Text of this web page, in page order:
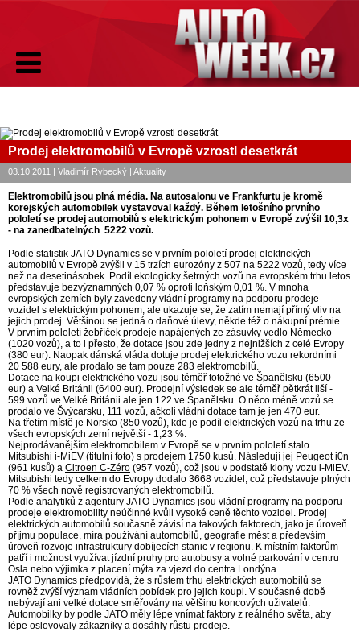
Prodej elektromobilů v Evropě vzrostl desetkrát
03.10.2011 | Vladimír Rybecký | Aktuality
Elektromobilů jsou plná média. Na autosalonu ve Frankfurtu je kromě
korejských automobilek vystavoval každý. Během letošního prvního
pololetí se prodej automobilů s elektrickým pohonem v Evropě zvýšil 10,3x
- na zanedbatelných 5222 vozů.
Podle statistik JATO Dynamics se v prvním pololetí prodej elektrických
automobilů v Evropě zvýšil v 15 trzích eurozóny z 507 na 5222 vozů, tedy více
než na desetinásobek. Podíl ekologicky šetrných vozů na evropském trhu letos
představuje bezvýznamných 0,07 % oproti loňským 0,01 %. V mnoha
evropských zemích byly zavedeny vládní programy na podporu prodeje
vozidel s elektrickým pohonem, ale ukazuje se, že zatím nemají přímý vliv na
jejich prodej. Většinou se jedná o daňové úlevy, někde též o nákupní prémie.
V prvním pololetí žebříček prodeje napájených ze zásuvky vedlo Německo
(1020 vozů), a to i přesto, že dotace jsou zde jedny z nejnižších z celé Evropy
(380 eur). Naopak dánská vláda dotuje prodej elektrického vozu rekordními
20 588 eury, ale prodalo se tam pouze 283 elektromobilů.
Dotace na koupi elektrického vozu jsou téměř totožné ve Španělsku (6500
eur) a Velké Británii (6400 eur). Prodejní výsledek se ale téměř pětkrát liší -
599 vozů ve Velké Británii ale jen 122 ve Španělsku. O něco méně vozů se
prodalo ve Švýcarsku, 111 vozů, ačkoli vládní dotace tam je jen 470 eur.
Na třetím místě je Norsko (850 vozů), kde je podíl elektrických vozů na trhu ze
všech evropských zemí největší - 1,23 %.
Nejprodávanějším elektromobilem v Evropě se v prvním pololetí stalo
Mitsubishi i-MiEV (titulní foto) s prodejem 1750 kusů. Následují jej Peugeot i0n
(961 kusů) a Citroen C-Zéro (957 vozů), což jsou v podstatě klony vozu i-MiEV.
Mitsubishi tedy celkem do Evropy dodalo 3668 vozidel, což představuje plných
70 % všech nově registrovaných elektromobilů.
Podle analytiků z agentury JATO Dynamics jsou vládní programy na podporu
prodeje elektromobility neúčinné kvůli vysoké ceně těchto vozidel. Prodej
elektrických automobilů současně závisí na takových faktorech, jako je úroveň
příjmu populace, míra používání automobilů, geografie měst a především
úroveň rozvoje infrastruktury dobíjecích stanic v regionu. K místním faktorům
patří i možnost využívat jízdní pruhy pro autobusy a volné parkování v centru
Osla nebo výjimka z placení mýta za vjezd do centra Londýna.
JATO Dynamics předpovídá, že s růstem trhu elektrických automobilů se
rovněž zvýší význam vládních pobídek pro jejich koupi. V současné době
nebývají ani velké dotace směřovány na většinu koncových uživatelů.
Automobilky by podle JATO měly lépe vnímat faktory z reálného světa, aby
lépe oslovovaly zákazníky a dosáhly růstu prodeje.